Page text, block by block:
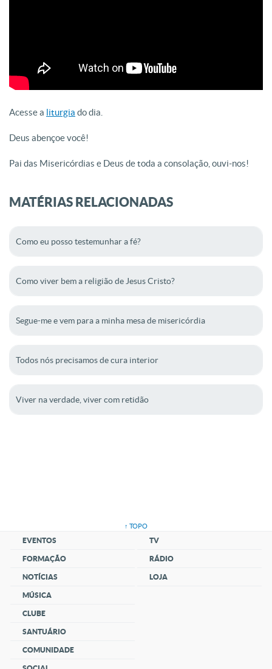
Acesse a liturgia do dia.
Deus abençoe você!
Pai das Misericórdias e Deus de toda a consolação, ouvi-nos!
MATÉRIAS RELACIONADAS
Como eu posso testemunhar a fé?
Como viver bem a religião de Jesus Cristo?
Segue-me e vem para a minha mesa de misericórdia
Todos nós precisamos de cura interior
Viver na verdade, viver com retidão
↑ TOPO
EVENTOS
FORMAÇÃO
NOTÍCIAS
MÚSICA
CLUBE
SANTUÁRIO
COMUNIDADE
TV
RÁDIO
LOJA